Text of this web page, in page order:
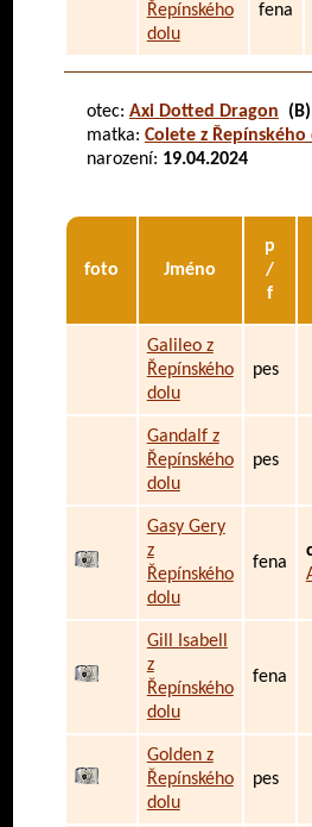
Řepínského
dolu
fena
otec: Axi Dotted Dragon (B)
matka: Colete z Řepínského
narození: 19.04.2024
foto Jméno
p
/
f
Galileo z
Řepínského
dolu
pes
Gandalf z
Řepínského
dolu
pes
Gasy Gery
z
Řepínského
dolu
fena
Gill Isabell
z
Řepínského
dolu
fena
Golden z
Řepínského
dolu
pes